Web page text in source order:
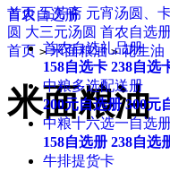
首农自选册
首农自选礼品册
158自选卡 238自选
中粮多选配送册
200元自选册 300元
中粮十六选一自选
158自选册 238自选
牛排提货卡
首页五芳斋 元宵汤圆、
圆 大三元汤圆 首农自选
首页 > 米面粮油 > 花生油
米面粮油